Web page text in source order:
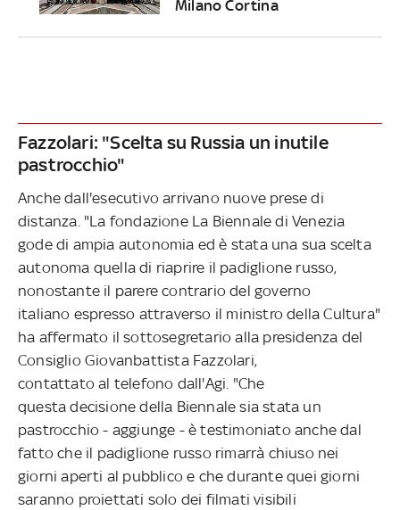
Milano Cortina
Fazzolari: "Scelta su Russia un inutile
pastrocchio"
Anche dall'esecutivo arrivano nuove prese di
distanza. "La fondazione La Biennale di Venezia
gode di ampia autonomia ed è stata una sua scelta
autonoma quella di riaprire il padiglione russo,
nonostante il parere contrario del governo
italiano espresso attraverso il ministro della Cultura"
ha affermato ilsottosegretario alla presidenza del
Consiglio Giovanbattista Fazzolari,
contattato al telefono dall'Agi. "Che
questa decisione della Biennale sia stata un
pastrocchio - aggiunge - è testimoniato anche dal
fatto che il padiglione russo rimarrà chiuso nei
giorni aperti al pubblico e che durante quei giorni
saranno proiettati solo dei filmati visibili